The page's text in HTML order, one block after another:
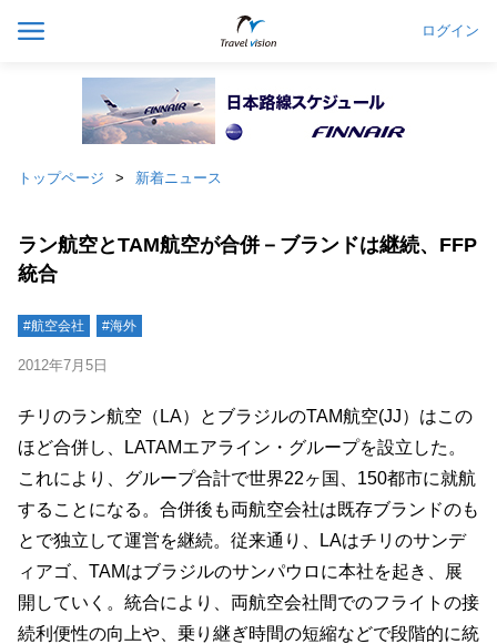
ログイン
トップページ 新着ニュース
ラン航空とTAM航空が合併－ブランドは継続、FFP
統合
#航空会社 #海外
2012年7月5日
チリのラン航空（LA）とブラジルのTAM航空(JJ）はこの
ほど合併し、LATAMエアライン・グループを設立した。
これにより、グループ合計で世界22ヶ国、150都市に就航
することになる。合併後も両航空会社は既存ブランドのも
とで独立して運営を継続。従来通り、LAはチリのサンデ
ィアゴ、TAMはブラジルのサンパウロに本社を起き、展
開していく。統合により、両航空会社間でのフライトの接
続利便性の向上や、乗り継ぎ時間の短縮などで段階的に統